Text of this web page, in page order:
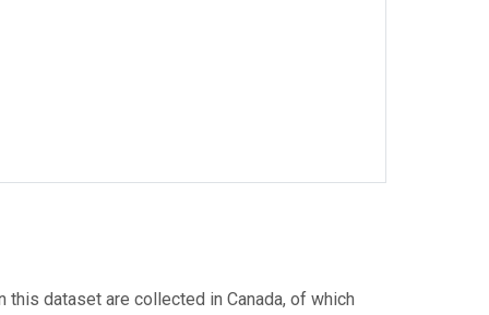
dataset are collected in Canada, of which